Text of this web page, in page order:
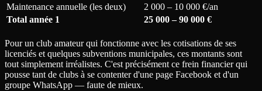
Maintenance annuelle (les deux)
2 000 – 10 000 €/an
Total année 1
25 000 – 90 000 €
Pour un club amateur qui fonctionne avec les cotisations de ses
licenciés et quelques subventions municipales, ces montants sont
tout simplement irréalistes. C'est précisément ce frein financier qui
pousse tant de clubs à se contenter d'une page Facebook et d'un
groupe WhatsApp — faute de mieux.